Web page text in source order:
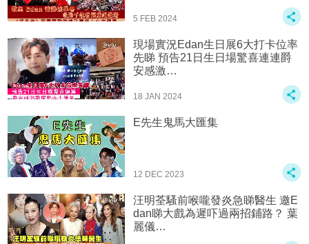
5 FEB 2024
現場實況Edan生日展6大打卡位率
先睇 預告21日生日場驚喜連連爵
安感激…
18 JAN 2024
E先生鬼馬大匯集
12 DEC 2023
汪明荃騷前喉嚨發炎急睇醫生 邀E
dan睇大戲為遲吓過兩招鋪路？ 葉
麗儀…